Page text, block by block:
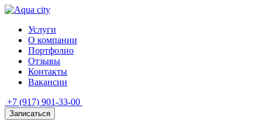
Услуги
О компании
Портфолио
Отзывы
Контакты
Вакансии
+7 (917) 901-33-00
Записаться